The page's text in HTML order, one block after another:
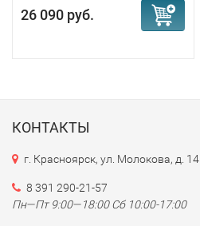
26 090 руб.
КОНТАКТЫ
г. Красноярск, ул. Молокова, д. 14
8 391 290-21-57
Пн—Пт 9:00—18:00 Сб 10:00-17:00